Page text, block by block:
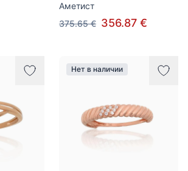
Аметист
375.65 € 356.87 €
Нет в наличии